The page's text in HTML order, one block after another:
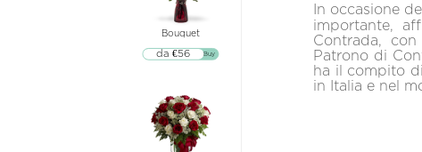
Bouquet
▷▷ Buy
da €56
In occasione
importante,
Contrada,
Patrono di
ha il compito
in Italia e nel